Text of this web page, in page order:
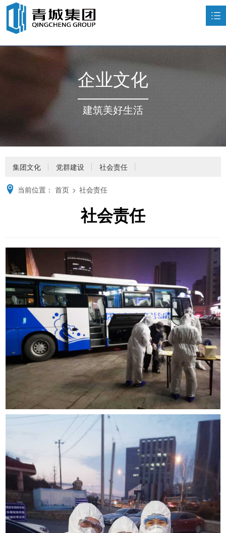
首页
走进青城

荣誉资质 
业务领域 
新闻中心 
企业文化 
企业文化
建筑美好生活
集团文化 党群建设 社会责任
当前位置： 首页 > 社会责任
社会责任